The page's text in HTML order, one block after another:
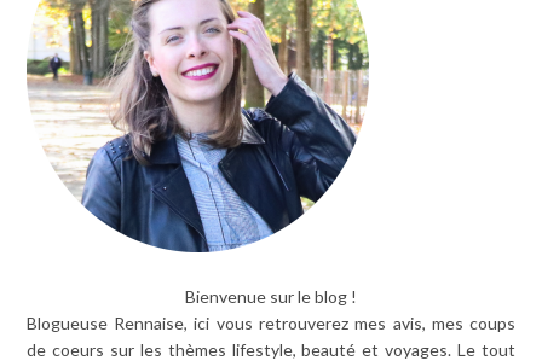
Bienvenue sur le blog !
Blogueuse Rennaise, ici vous retrouverez mes avis, mes coups
de coeurs sur les thèmes lifestyle, beauté et voyages. Le tout